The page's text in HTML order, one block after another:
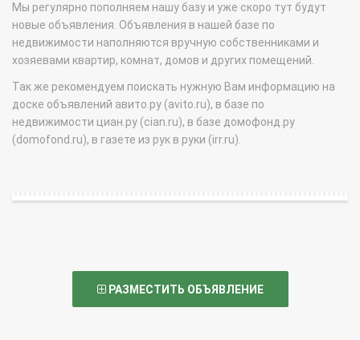
Мы регулярно пополняем нашу базу и уже скоро тут будут
новые объявления. Объявления в нашей базе по
недвижимости наполняются вручную собственниками и
хозяевами квартир, комнат, домов и других помещений.
Так же рекомендуем поискать нужную Вам информацию на
доске объявлений авито.ру (avito.ru), в базе по
недвижимости циан.ру (cian.ru), в базе домофонд.ру
(domofond.ru), в газете из рук в руки (irr.ru).
РАЗМЕСТИТЬ ОБЪЯВЛЕНИЕ